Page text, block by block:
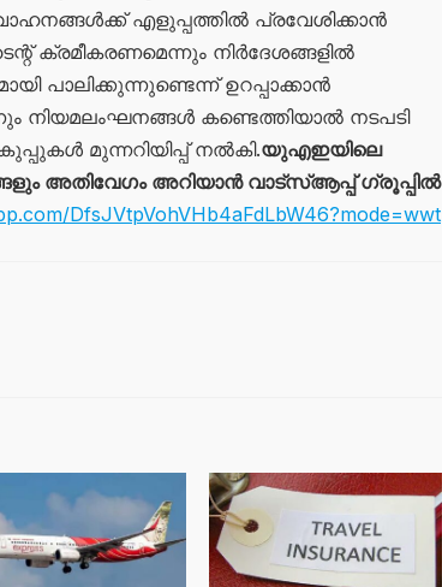
എളുപ്പത്തിൽ പ്രവേശിക്കാൻ
ക്രമീകരണമെന്നും നിർദേശങ്ങളിൽ
ഉറപ്പാക്കാൻ
നിയമലംഘനങ്ങൾ കണ്ടെത്തിയാൽ നടപടി
മുന്നറിയിപ്പ് നൽകി.യുഎഇയിലെ
അതിവേഗം അറിയാൻ വാട്സ്ആപ്പ് ഗ്രൂപ്പിൽ
DfsJVtpVohVHb4aFdLbW46?mode=wwt